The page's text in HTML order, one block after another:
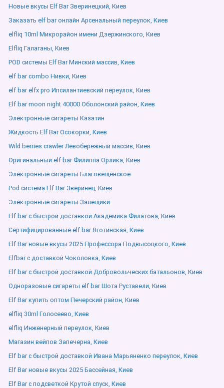
Новые вкусы Elf Bar Зверинецкий, Киев
Заказать elf bar онлайн Арсенальный переулок, Киев
elfliq 10ml Микрорайон имени Дзержинского, Киев
Elfliq Галаганы, Киев
POD системы Elf Bar Минский массив, Киев
elf bar combo Нивки, Киев
elf bar elfx pro Ипсилантиевский переулок, Киев
Elf bar moon night 40000 Оболонский район, Киев
Электронные сигареты Казатин
Жидкость Elf Bar Осокорки, Киев
Wild berries crawler Левобережный массив, Киев
Оригинальный elf bar Филиппа Орлика, Киев
Электронные сигареты Благовещенское
Pod система Elf Bar Зверинец, Киев
Электронные сигареты Залещики
Elf bar с быстрой доставкой Академика Филатова, Киев
Сертифицированные elf bar Яготинская, Киев
Elf Bar новые вкусы 2025 Профессора Подвысоцкого, Киев
Elfbar с доставкой Чоколовка, Киев
Elf bar с быстрой доставкой Добровольческих батальонов, Киев
Одноразовые сигареты elf bar Шота Руставели, Киев
Elf Bar купить оптом Печерский район, Киев
elfliq 30ml Голосеево, Киев
elfliq Инженерный переулок, Киев
Магазин вейпов Запечерна, Киев
Elf bar с быстрой доставкой Ивана Марьяненко переулок, Киев
Elf Bar новые вкусы 2025 Бассейная, Киев
Elf Bar с подсветкой Крутой спуск, Киев